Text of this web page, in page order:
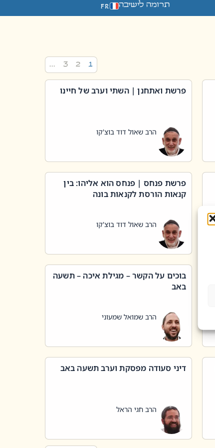
תרומה לישיבה FR
1
2
3
…
פרשת ואתחנן | השתי וערב של חיינו
הרב שאול דוד בוצ'קו
פרשת פנחס | פנחס הוא אליהו: בין
קנאות הורסת לקנאות בונה
הרב שאול דוד בוצ'קו
בוכים על הקשר – מגילת איכה – תשעה
באב
הרב שמואל שמעוני
דיני סעודה מפסקת וערב תשעה באב
הרב חגי הראל